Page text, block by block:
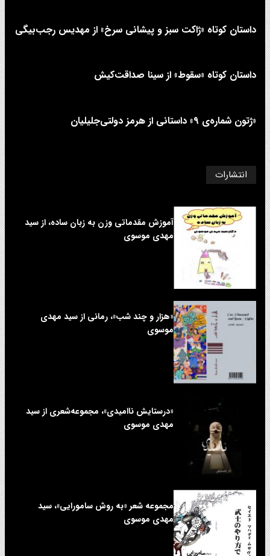
داستان کوتاه «ژاکت سبز و پیشانی سرخ» از مهدیس رجب‌بیگی
داستان کوتاه «سقوط» از سینا صداقت‌کیش
«ژتون شماره‌ی ۹» داستانی از هرمز دولتی‌جلیلیان
انتشارات
آموزش مقدماتی وزن به زبان ساده، از سید
مهدی موسوی
«هزار و چند شب»، رمانی از سید مهدی
موسوی
«درستایش ناامیدی»، مجموعه‌شعری از سید
مهدی موسوی
مجموعه شعر «به روش سامورایی»، سید
مهدی موسوی